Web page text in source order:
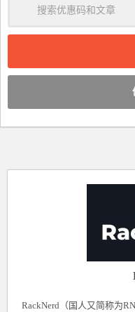
RackNerd（国人又简称为